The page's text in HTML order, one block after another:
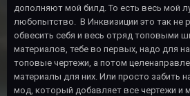
дополняют мой билд. То есть весь мой
любопытство. В Инквизиции это так не
обвесить себя и весь отряд топовыми
материалов, тебе во первых, надо для
топовые чертежи, а потом
материалы для них. Или просто забить
мод, который добавляет все чертежи и